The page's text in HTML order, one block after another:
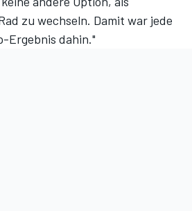
zu wechseln. Damit war jede
Ergebnis dahin."